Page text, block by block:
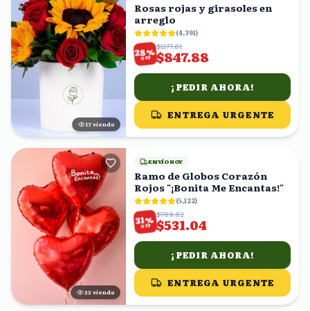
17 viendo
Rosas rojas y girasoles en
arreglo
(4,391)
28%
OFF
$1177.61
$847.88
¡PEDIR AHORA!
ENTREGA URGENTE
22 viendo
ENVÍO HOY
Ramo de Globos Corazón
Rojos "¡Bonita Me Encantas!"
(5,122)
31%
OFF
$769.62
$531.04
¡PEDIR AHORA!
ENTREGA URGENTE